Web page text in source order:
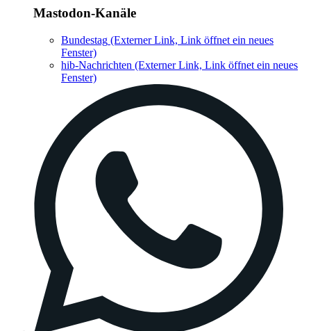
Mastodon-Kanäle
Bundestag (Externer Link, Link öffnet ein neues
Fenster)
hib-Nachrichten (Externer Link, Link öffnet ein neues
Fenster)